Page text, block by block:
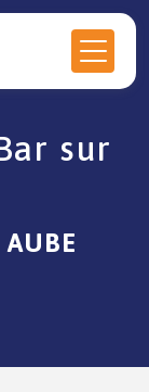
sur